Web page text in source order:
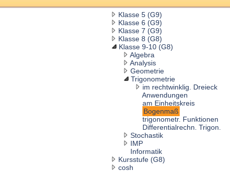
Klasse 5 (G9)
Klasse 6 (G9)
Klasse 7 (G9)
Klasse 8 (G8)
Klasse 9-10 (G8)
Algebra
Analysis
Geometrie
Trigonometrie
im rechtwinklig. Dreieck
Anwendungen
am Einheitskreis
Bogenmaß
trigonometr. Funktionen
Differentialrechn. Trigon.
Stochastik
IMP
Informatik
Kursstufe (G8)
cosh